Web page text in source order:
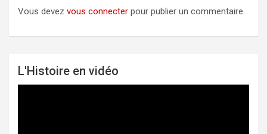
Vous devez vous connecter pour publier un commentaire.
L'Histoire en vidéo